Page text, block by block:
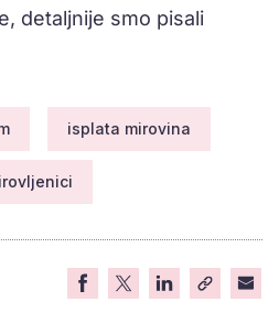
detaljnije smo pisali
isplata mirovina